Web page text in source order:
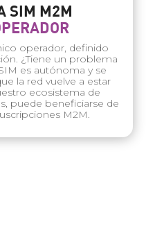
SIM M2M
operador, definido
¿Tiene un problema
es autónoma y se
la red vuelve a estar
ecosistema de
puede beneficiarse de
M2M.